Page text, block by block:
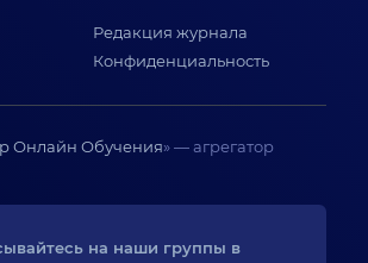
Редакция журнала
Конфиденциальность
Онлайн Обучения» — агрегатор
на наши группы в